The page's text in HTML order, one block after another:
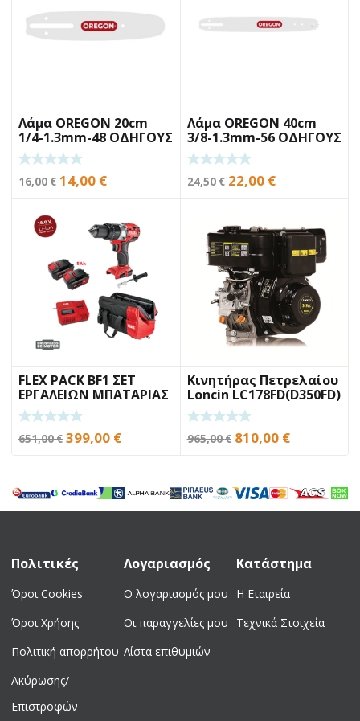
Λάμα OREGON 20cm
1/4-1.3mm-48 ΟΔΗΓΟΥΣ
16,00€ Original
16,00 €.
14,00 €Η
τιμή
είναι:
14,00 €.
Λάμα OREGON 40cm
3/8-1.3mm-56 ΟΔΗΓΟΥΣ
24,50€ Original
24,50 €.
22,00 €Η
είναι:
22,00 €.
FLEX PACK BF1 ΣΕΤ
ΕΡΓΑΛΕΙΩΝ ΜΠΑΤΑΡΙΑΣ
651,00€ Original
651,00 €.
399,00 €Η
είναι:
399,00 €.
Κινητήρας Πετρελαίου
Loncin LC178FD(D350FD)
6,7Hp Σφήνα
965,00€ Original
965,00 €.
810,00 €Η
είναι:
810,00 €.
Πολιτικές
Όροι Cookies
Όροι Χρήσης
Πολιτική απορρήτου
Ακύρωσης/
Επιστροφών
Λογαριασμός
Ο λογαριασμός μου
Οι παραγγελίες μου
Λίστα επιθυμιών
Κατάστημα
Η Εταιρεία
Τεχνικά Στοιχεία